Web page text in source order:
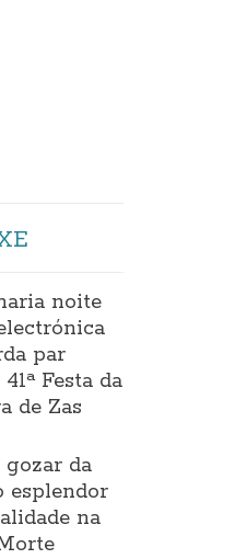
noite
par
Festa da
de Zas
gozar da
esplendor
na